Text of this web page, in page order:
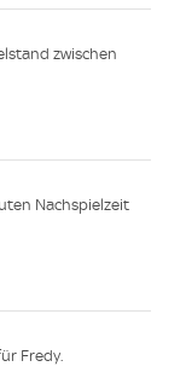
zwischen
Nachspielzeit
Fredy.